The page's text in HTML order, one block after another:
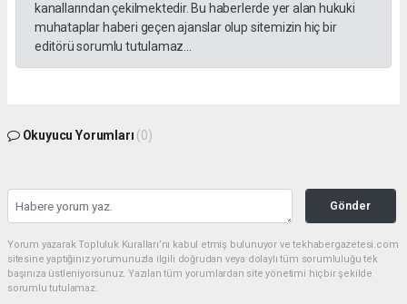
kanallarından çekilmektedir. Bu haberlerde yer alan hukuki
muhataplar haberi geçen ajanslar olup sitemizin hiç bir
editörü sorumlu tutulamaz...
Okuyucu Yorumları (0)
Gönder
Yorum yazarak Topluluk Kuralları’nı kabul etmiş bulunuyor ve tekhabergazetesi.com
sitesine yaptığınız yorumunuzla ilgili doğrudan veya dolaylı tüm sorumluluğu tek
başınıza üstleniyorsunuz. Yazılan tüm yorumlardan site yönetimi hiçbir şekilde
sorumlu tutulamaz.